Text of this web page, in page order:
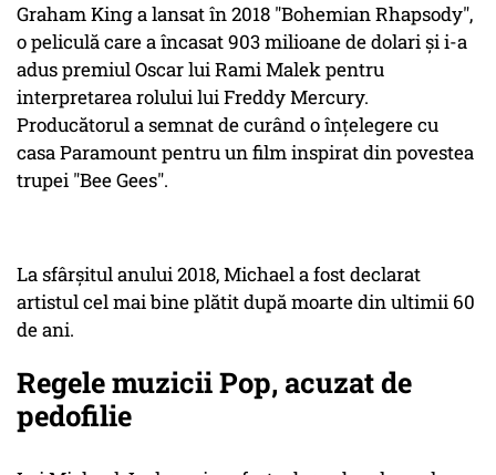
Graham King a lansat în 2018 "Bohemian Rhapsody",
o peliculă care a încasat 903 milioane de dolari și i-a
adus premiul Oscar lui Rami Malek pentru
interpretarea rolului lui Freddy Mercury.
Producătorul a semnat de curând o înțelegere cu
casa Paramount pentru un film inspirat din povestea
trupei "Bee Gees".
La sfârşitul anului 2018, Michael a fost declarat
artistul cel mai bine plătit după moarte din ultimii 60
de ani.
Regele muzicii Pop, acuzat de
pedofilie